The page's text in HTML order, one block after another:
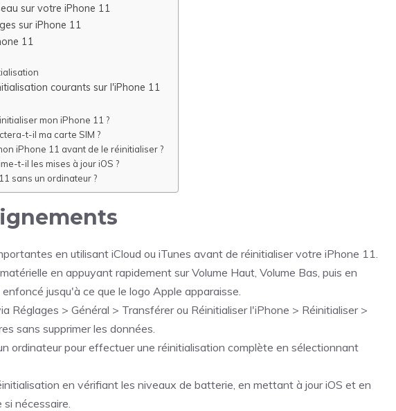
sur votre iPhone 11
sur iPhone 11
11
courants sur l'iPhone 11
mon iPhone 11 ?
t-il ma carte SIM ?
iPhone 11 avant de le réinitialiser ?
t-il les mises à jour iOS ?
sans un ordinateur ?
en utilisant iCloud ou iTunes avant de réinitialiser votre iPhone 11.
en appuyant rapidement sur Volume Haut, Volume Bas, puis en
jusqu'à ce que le logo Apple apparaisse.
Réglages > Général > Transférer ou Réinitialiser l'iPhone > Réinitialiser >
sans supprimer les données.
ordinateur pour effectuer une réinitialisation complète en sélectionnant
en vérifiant les niveaux de batterie, en mettant à jour iOS et en
nécessaire.